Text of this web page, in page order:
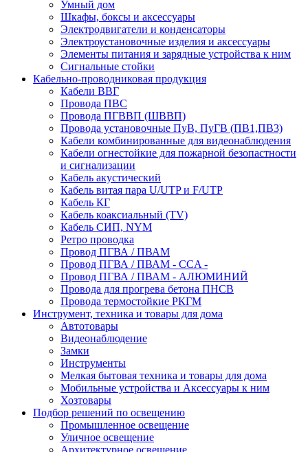
Умный дом
Шкафы, боксы и аксессуары
Электродвигатели и конденсаторы
Электроустановочные изделия и аксессуары
Элементы питания и зарядные устройства к ним
Сигнальные стойки
Кабельно-проводниковая продукция
Кабели ВВГ
Провода ПВС
Провода ПГВВП (ШВВП)
Провода установочные ПуВ, ПуГВ (ПВ1,ПВ3)
Кабели комбинированные для видеонаблюдения
Кабели огнестойкие для пожарной безопастности
и сигнализации
Кабель акустический
Кабель витая пара U/UTP и F/UTP
Кабель КГ
Кабель коаксиальный (TV)
Кабель СИП, NYM
Ретро проводка
Провод ПГВА / ПВАМ
Провод ПГВА / ПВАМ - CCA -
Провод ПГВА / ПВАМ - АЛЮМИНИЙ
Провода для прогрева бетона ПНСВ
Провода термостойкие РКГМ
Инструмент, техника и товары для дома
Автотовары
Видеонаблюдение
Замки
Инструменты
Мелкая бытовая техника и товары для дома
Мобильные устройства и Аксессуары к ним
Хозтовары
Подбор решений по освещению
Промышленное освещение
Уличное освещение
Архитектурное освещение